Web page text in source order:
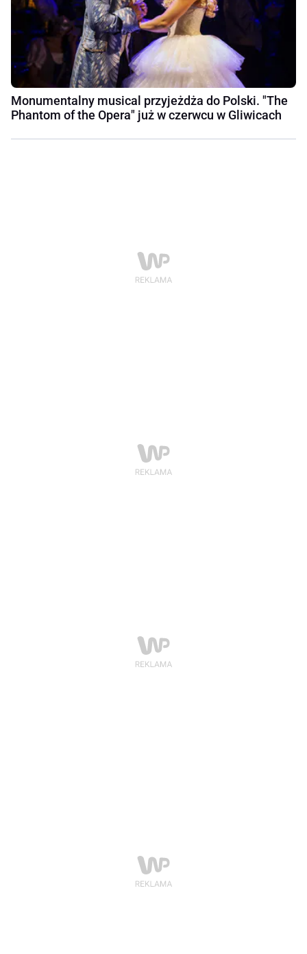
Monumentalny musical przyjeżdża do Polski. "The
Phantom of the Opera" już w czerwcu w Gliwicach